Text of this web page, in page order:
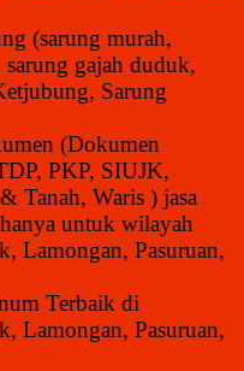
(sarung murah,
sarung gajah duduk,
Sarung
(Dokumen
PKP, SIUJK,
Tanah, Waris ) jasa
untuk wilayah
Lamongan, Pasuruan,
Terbaik di
Lamongan, Pasuruan,